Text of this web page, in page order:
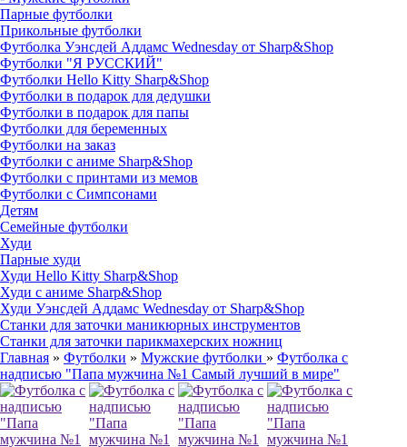
Парные футболки
Прикольные футболки
Футболка Уэнсдей Аддамс Wednesday от Sharp&Shop
Футболки "Я РУССКИЙ"
Футболки Hello Kitty Sharp&Shop
Футболки в подарок для дедушки
Футболки в подарок для папы
Футболки для беременных
Футболки на заказ
Футболки с аниме Sharp&Shop
Футболки с принтами из мемов
Футболки с Симпсонами
Детям
Семейные футболки
Худи
Парные худи
Худи Hello Kitty Sharp&Shop
Худи с аниме Sharp&Shop
Худи Уэнсдей Аддамс Wednesday от Sharp&Shop
Станки для заточки маникюрных инструментов
Станки для заточки парикмахерских ножниц
Главная » Футболки » Мужские футболки » Футболка с
надписью "Папа мужчина №1 Самый лучший в мире"